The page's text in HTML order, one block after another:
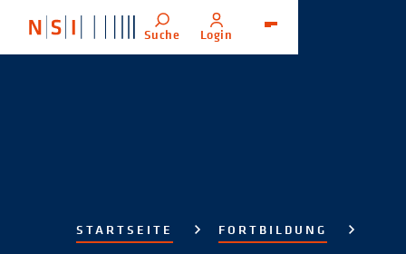
Suche Login
STARTSEITE FORTBILDUNG